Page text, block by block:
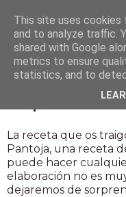
Mi pollo a la
La receta que os
Pantoja, una receta
puede hacer
elaboración no es
dejaremos de
This site uses
and to analyze traffic.
shared with Google
metrics to ensure
statistics, and to